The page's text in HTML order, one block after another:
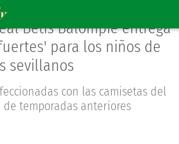
Betis Balompié entrega
para los niños de
sevillanos
con las camisetas del
de temporadas anteriores